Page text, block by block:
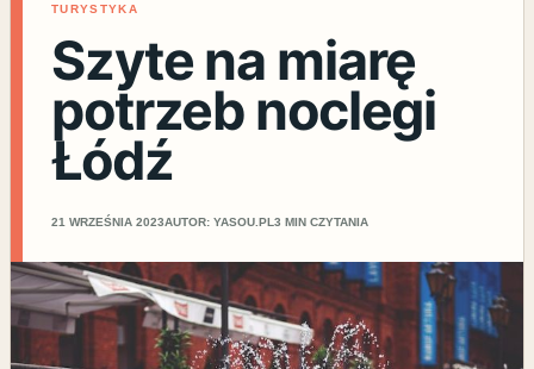
TURYSTYKA
Szyte na miarę
potrzeb noclegi
Łódź
21 WRZEŚNIA 2023AUTOR: YASOU.PL 3 MIN CZYTANIA